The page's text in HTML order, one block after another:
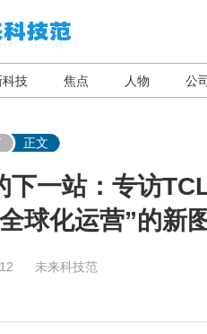
科技 焦点 人物 公司
正文
下一站：专访
球化运营”的新
未来科技范